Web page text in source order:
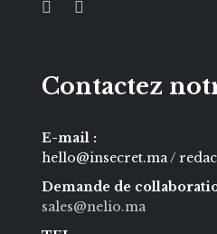
Contactez
E-mail :
hello@insecret.ma /
Demande de
sales@nelio.ma